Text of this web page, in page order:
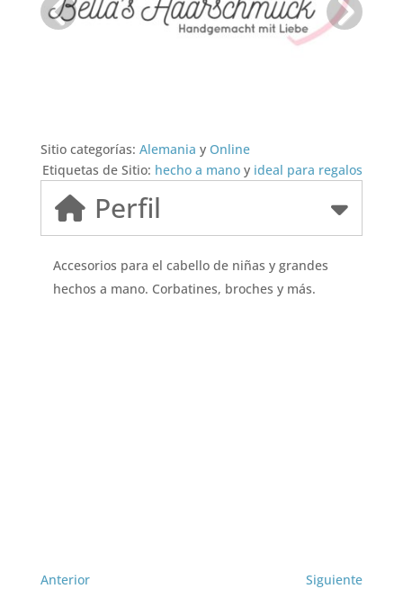
Sitio categorías: Alemania y Online
Etiquetas de Sitio: hecho a mano y ideal para regalos
Perfil
Accesorios para el cabello de niñas y grandes
hechos a mano. Corbatines, broches y más.
Anterior Siguiente